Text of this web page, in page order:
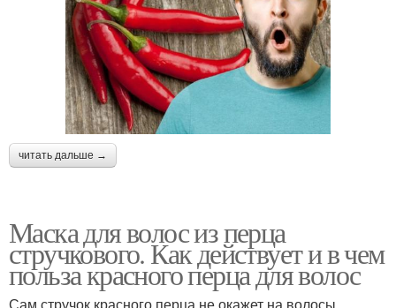
читать дальше →
Маска для волос из перца
стручкового. Как действует и в чем
польза красного перца для волос